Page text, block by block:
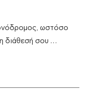
ωστόσο
διάθεσή σου …